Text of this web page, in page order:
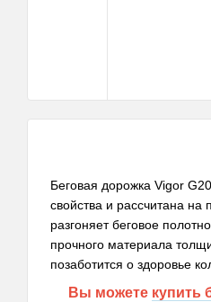
Беговая дорожка Vigor
свойства и рассчитана
разгоняет беговое
прочного материала
позаботится о здоровье
Вы можете купить